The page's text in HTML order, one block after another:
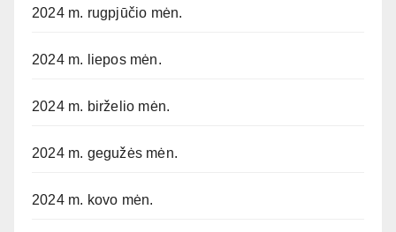
2024 m. rugpjūčio mėn.
2024 m. liepos mėn.
2024 m. birželio mėn.
2024 m. gegužės mėn.
2024 m. kovo mėn.